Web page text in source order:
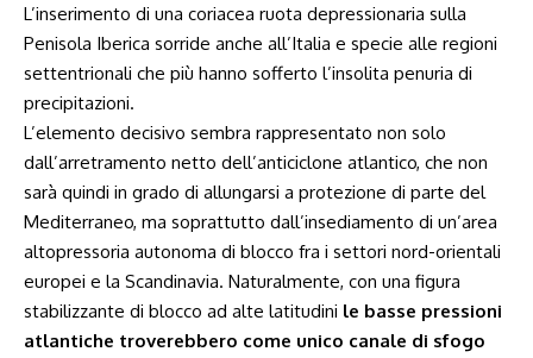
L’inserimento di una coriacea ruota depressionaria sulla
Penisola Iberica sorride anche all’Italia e specie alle regioni
settentrionali che più hanno sofferto l’insolita penuria di
precipitazioni.
L’elemento decisivo sembra rappresentato non solo
dall’arretramento netto dell’anticiclone atlantico, che non
sarà quindi in grado di allungarsi a protezione di parte del
Mediterraneo, ma soprattutto dall’insediamento di un’area
altopressoria autonoma di blocco fra i settori nord-orientali
europei e la Scandinavia. Naturalmente, con una figura
stabilizzante di blocco ad alte latitudini le basse pressioni
atlantiche troverebbero come unico canale di sfogo